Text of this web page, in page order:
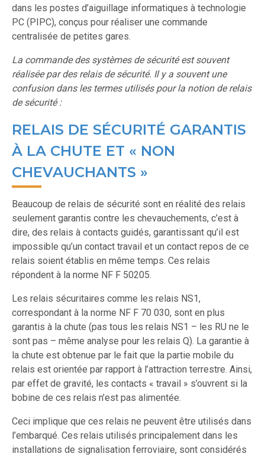
dans les postes d’aiguillage informatiques à technologie
PC (PIPC), conçus pour réaliser une commande
centralisée de petites gares.
La commande des systèmes de sécurité est souvent
réalisée par des relais de sécurité. Il y a souvent une
confusion dans les termes utilisés pour la notion de relais
de sécurité :
RELAIS DE SÉCURITÉ GARANTIS
À LA CHUTE ET « NON
CHEVAUCHANTS »
Beaucoup de relais de sécurité sont en réalité des relais
seulement garantis contre les chevauchements, c’est à
dire, des relais à contacts guidés, garantissant qu’il est
impossible qu’un contact travail et un contact repos de ce
relais soient établis en même temps. Ces relais
répondent à la norme NF F 50205.
Les relais sécuritaires comme les relais NS1,
correspondant à la norme NF F 70 030, sont en plus
garantis à la chute (pas tous les relais NS1 – les RU ne le
sont pas – même analyse pour les relais Q). La garantie à
la chute est obtenue par le fait que la partie mobile du
relais est orientée par rapport à l’attraction terrestre. Ainsi,
par effet de gravité, les contacts « travail » s’ouvrent si la
bobine de ces relais n’est pas alimentée.
Ceci implique que ces relais ne peuvent être utilisés dans
l’embarqué. Ces relais utilisés principalement dans les
installations de signalisation ferroviaire, sont considérés